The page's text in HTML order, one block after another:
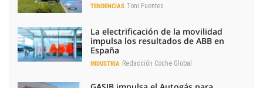
TENDENCIAS Toni Fuentes
La electrificación de la movilidad
impulsa los resultados de ABB en
España
INDUSTRIA Redacción Coche Global